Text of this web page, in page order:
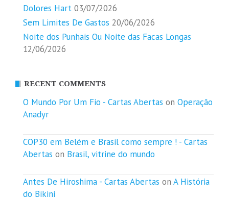
Dolores Hart 03/07/2026
Sem Limites De Gastos 20/06/2026
Noite dos Punhais Ou Noite das Facas Longas
12/06/2026
RECENT COMMENTS
O Mundo Por Um Fio - Cartas Abertas on Operação
Anadyr
COP30 em Belém e Brasil como sempre ! - Cartas
Abertas on Brasil, vitrine do mundo
Antes De Hiroshima - Cartas Abertas on A História
do Bikini